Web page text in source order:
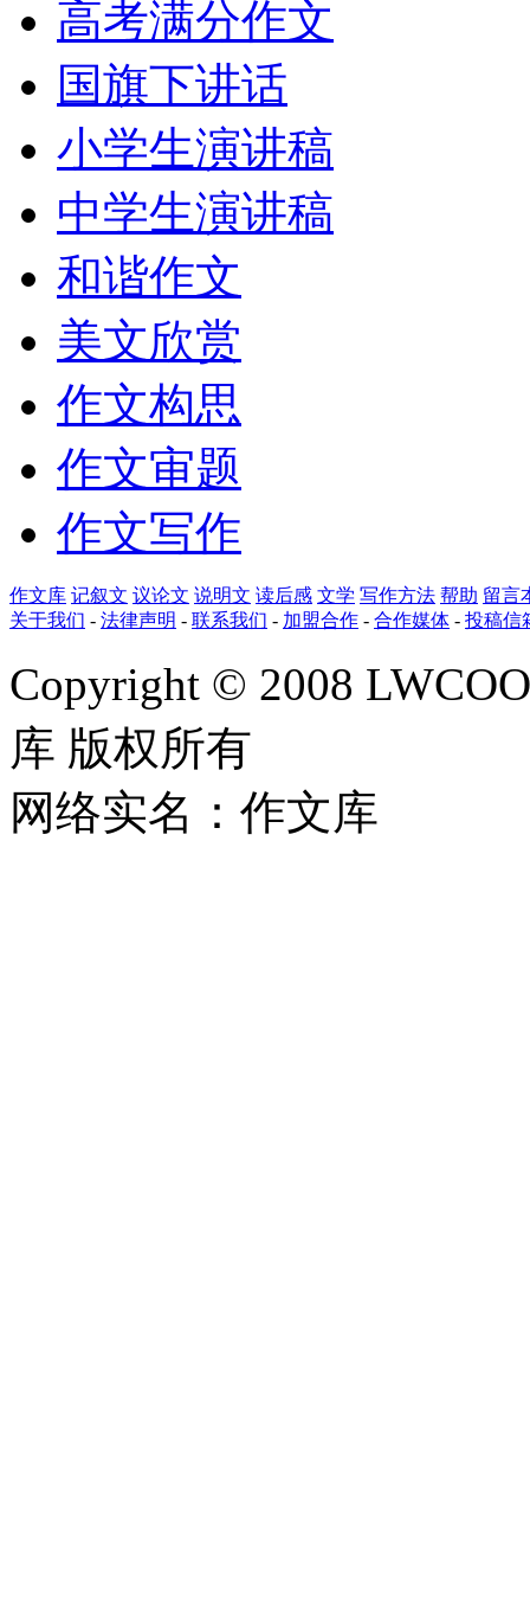
高考满分作文
国旗下讲话
小学生演讲稿
中学生演讲稿
和谐作文
美文欣赏
作文构思
作文审题
作文写作
作文库 记叙文 议论文 说明文 读后感 文学 写作方法 帮助 留言
关于我们 - 法律声明 - 联系我们 - 加盟合作 - 合作媒体 - 投稿信
Copyright © 2008
库 版权所有
网络实名：作文库